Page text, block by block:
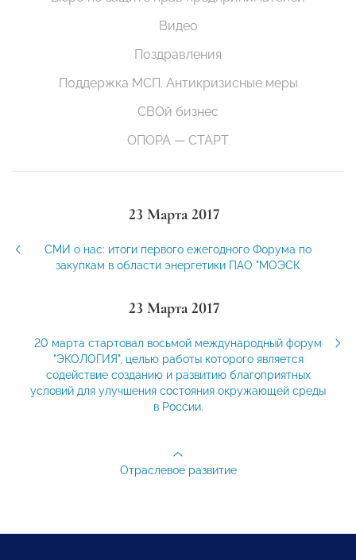
Видео
Поздравления
Поддержка МСП. Антикризисные меры
СВОй бизнес
ОПОРА — СТАРТ
23 Марта 2017
СМИ о нас: итоги первого ежегодного Форума по
закупкам в области энергетики ПАО "МОЭСК
23 Марта 2017
20 марта стартовал восьмой международный форум
"ЭКОЛОГИЯ", целью работы которого является
содействие созданию и развитию благоприятных
условий для улучшения состояния окружающей среды
в России.
Отраслевое развитие